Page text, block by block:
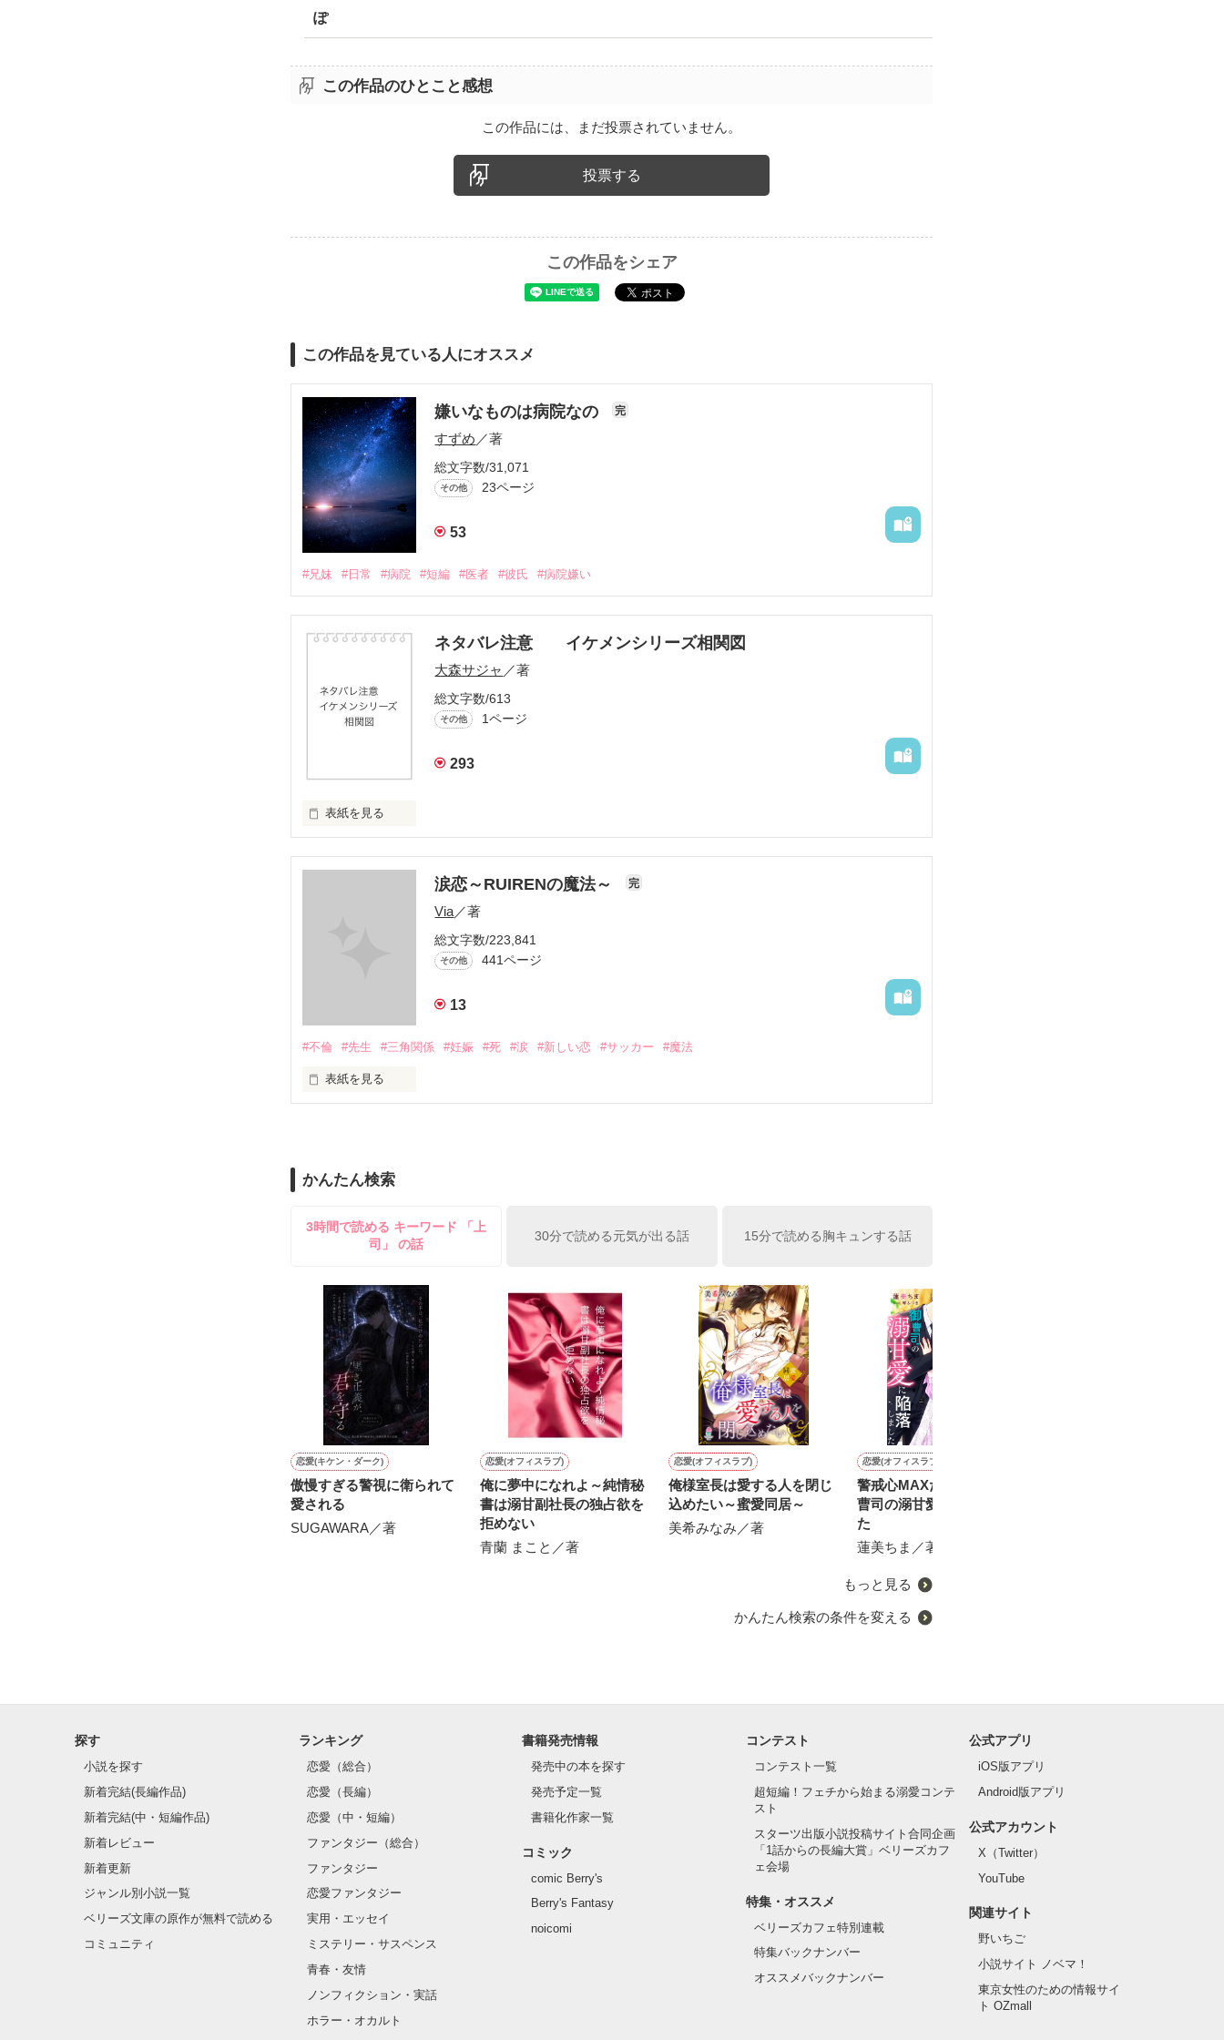
ぽ
この作品のひとこと感想
この作品には、まだ投票されていません。
投票する
この作品をシェア
この作品を見ている人にオススメ
嫌いなものは病院なの 完
すずめ ／著
総文字数/31,071
その他 23ページ
53
#兄妹 #日常 #病院 #短編 #医者 #彼氏 #病院嫌い
ネタバレ注意 イケメンシリーズ相関図
大森サジャ ／著
総文字数/613
その他 1ページ
293
表紙を見る
作品を読むのに役立てばと思います
涙恋～RUIRENの魔法～ 完
Via／著
総文字数/223,841
その他 441ページ
13
#不倫 #先生 #三角関係 #妊娠 #死 #涙 #新しい恋 #サッカー #魔法
表紙を見る
不倫　教師との禁断の愛
悩み傷つき　精一杯愛した人
「俺なら　亜恋を
泣かせたりしないのに…」
愛斗はまっすぐ私を見る。
ユウと愛斗の間で
揺れ動く　私は
再び涙恋の魔法にかけられ
運命の再会を選んだ………
かんたん検索
3時間で読める キーワード 「上
司」 の話
30分で読める元気が出る話 15分で読める胸キュンする話
恋愛(キケン・ダーク)
傲慢すぎる警視に衛られて
愛される
SUGAWARA／著
恋愛(オフィスラブ)
俺に夢中になれよ～純情秘
書は溺甘副社長の独占欲を
拒めない
青蘭 まこと／著
恋愛(オフィスラブ)
俺様室長は愛する人を閉じ
込めたい～蜜愛同居～
美希みなみ／著
恋愛(オフィスラブ)
警戒心MAXだったのに、御
曹司の溺甘愛に陥落しまし
た
蓮美ちま／著
もっと見る
かんたん検索の条件を変える
探す
小説を探す
新着完結(長編作品)
新着完結(中・短編作品)
新着レビュー
新着更新
ジャンル別小説一覧
ベリーズ文庫の原作が無料で読める
コミュニティ
ランキング
恋愛（総合）
恋愛（長編）
恋愛（中・短編）
ファンタジー（総合）
ファンタジー
恋愛ファンタジー
実用・エッセイ
ミステリー・サスペンス
青春・友情
ノンフィクション・実話
ホラー・オカルト
書籍発売情報
発売中の本を探す
発売予定一覧
書籍化作家一覧
コミック
comic Berry's
Berry's Fantasy
noicomi
コンテスト
コンテスト一覧
超短編！フェチから始まる溺愛コンテ
スト
スターツ出版小説投稿サイト合同企画
「1話からの長編大賞」ベリーズカフ
ェ会場
特集・オススメ
ベリーズカフェ特別連載
特集バックナンバー
オススメバックナンバー
公式アプリ
iOS版アプリ
Android版アプリ
公式アカウント
X（Twitter）
YouTube
関連サイト
野いちご
小説サイト ノベマ！
東京女性のための情報サイ
ト OZmall